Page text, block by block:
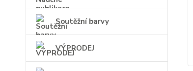
Soutěžní barvy
VÝPRODEJ